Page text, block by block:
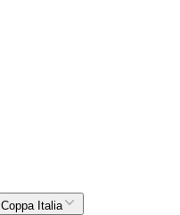
Coppa Italia